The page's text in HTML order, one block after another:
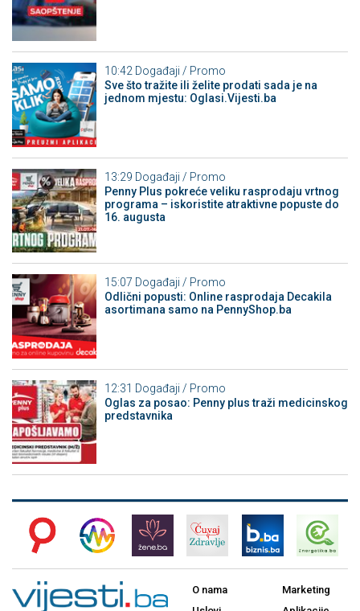
10:42 Događaji / Promo
Sve što tražite ili želite prodati sada je na
jednom mjestu: Oglasi.Vijesti.ba
13:29 Događaji / Promo
Penny Plus pokreće veliku rasprodaju vrtnog
programa – iskoristite atraktivne popuste do
16. augusta
15:07 Događaji / Promo
Odlični popusti: Online rasprodaja Decakila
asortimana samo na PennyShop.ba
12:31 Događaji / Promo
Oglas za posao: Penny plus traži medicinskog
predstavnika
O nama
Marketing